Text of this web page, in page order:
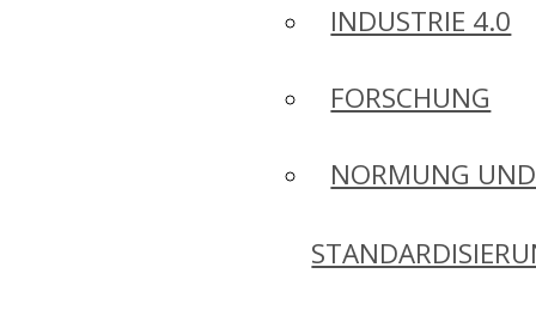
INDUSTRIE 4.0
FORSCHUNG
NORMUNG UND